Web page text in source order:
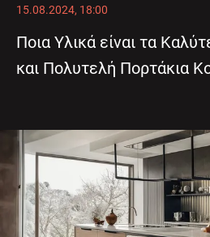
15.08.2024, 18:00
Ποια Υλικά είναι τα
και Πολυτελή Πορτάκια